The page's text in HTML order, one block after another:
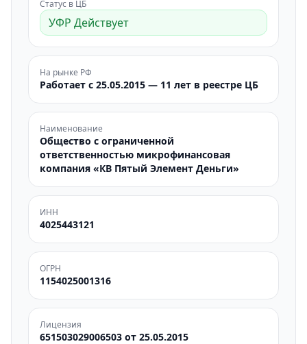
Статус в ЦБ
УФР Действует
На рынке РФ
Работает с 25.05.2015 — 11 лет в реестре ЦБ
Наименование
Общество с ограниченной
ответственностью микрофинансовая
компания «КВ Пятый Элемент Деньги»
ИНН
4025443121
ОГРН
1154025001316
Лицензия
651503029006503 от 25.05.2015